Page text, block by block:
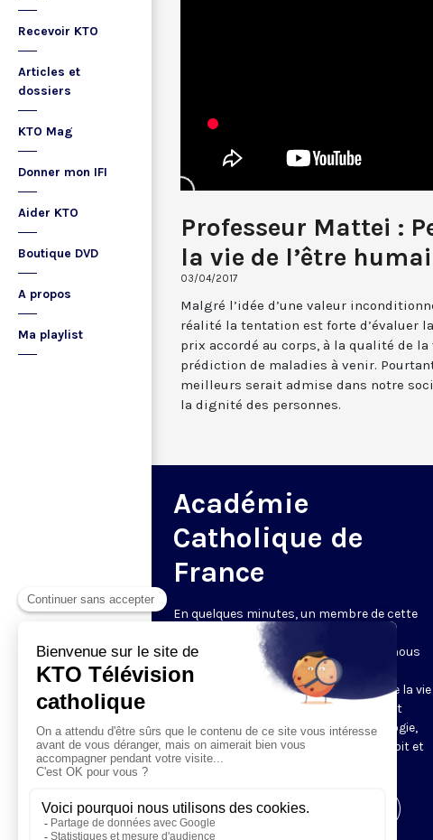
Recevoir KTO
Articles et
dossiers
KTO Mag
Donner mon IFI
Aider KTO
Boutique DVD
A propos
Ma playlist
Professeur Mattei :
la vie de l’être
03/04/2017
Malgré l’idée d’une valeur
réalité la tentation est forte d’évaluer
prix accordé au corps, à la qualité de
prédiction de maladies à venir.
meilleurs serait admise dans notre
la dignité des personnes.
Académie
Catholique de
France
En quelques minutes, un membre de cette
Académie - fondée en 2009 « pour le
rayonnement du savoir et de la foi » - nous
parle de son sujet de prédilection, qu'il
s'agisse de médecine ou de sciences de la vie
et de l'univers, de sciences humaines et
sociales ou de philosophie et de théologie,
des arts et des lettres ou encore de droit et
de sciences économiques.
Visiter la page de l'émission